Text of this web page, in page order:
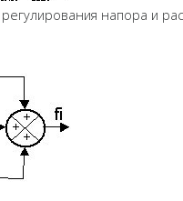
регулирования напора и